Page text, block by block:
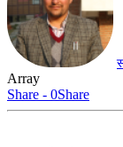
Array
Share - 0Share